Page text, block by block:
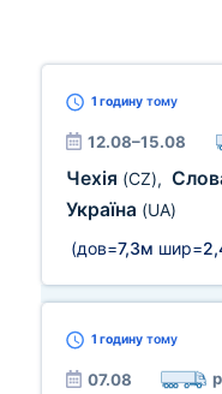
1 годину тому
12.08–15.08
Чехія (CZ),
Україна (UA)
(дов=7,3м шир=
1 годину тому
07.08